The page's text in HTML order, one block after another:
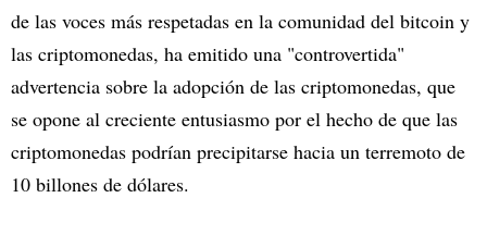
de las voces más respetadas en la comunidad del bitcoin y
las criptomonedas, ha emitido una "controvertida"
advertencia sobre la adopción de las criptomonedas, que
se opone al creciente entusiasmo por el hecho de que las
criptomonedas podrían precipitarse hacia un terremoto de
10 billones de dólares.